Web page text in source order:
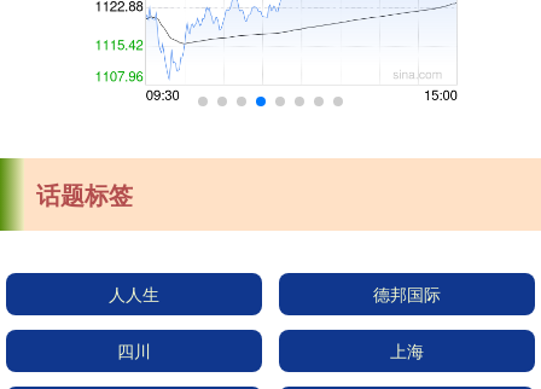
话题标签
人人生 德邦国际
四川 上海